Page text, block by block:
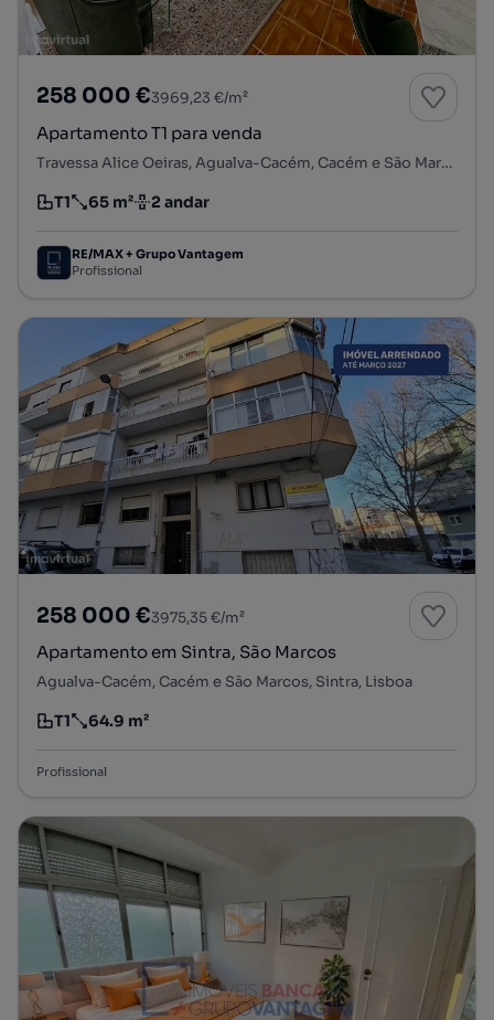
258 000 €3969,23 €/m²
Apartamento T1 para venda
Travessa Alice Oeiras, Agualva-Cacém, Cacém e São Marcos, Sintra, Lisboa
Tipologia
T1
Preço por metro quadrado
65 m²
Andar 2 andar
RE/MAX + Grupo Vantagem
Profissional
258 000 €3975,35 €/m²
Apartamento em Sintra, São Marcos
Agualva-Cacém, Cacém e São Marcos, Sintra, Lisboa
Tipologia
T1
Preço por metro quadrado
64.9 m²
Profissional